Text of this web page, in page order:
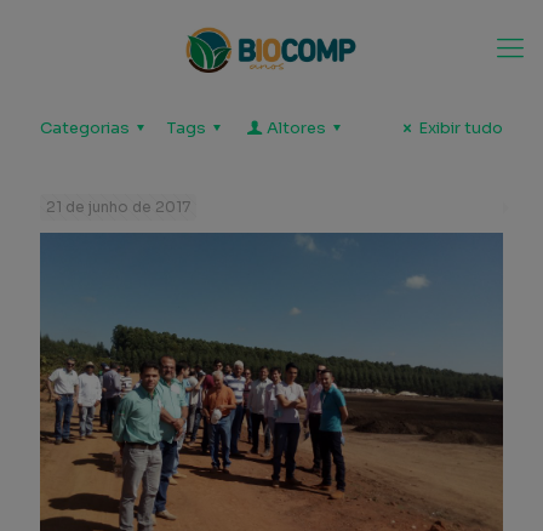
Categorias Tags Altores Exibir tudo
21 de junho de 2017